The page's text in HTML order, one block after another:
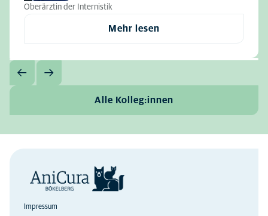
Oberärztin der Internistik
Mehr lesen
Alle Kolleg:innen
Impressum